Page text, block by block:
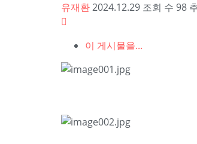
유재환2024.12.29 조회 수 98
이 게시물을...